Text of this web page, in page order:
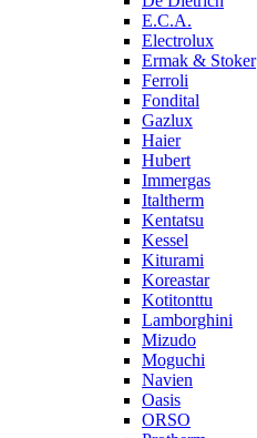
E.C.A.
Electrolux
Ermak & Stoker
Ferroli
Fondital
Gazlux
Haier
Hubert
Immergas
Italtherm
Kentatsu
Kessel
Kiturami
Koreastar
Kotitonttu
Lamborghini
Mizudo
Moguchi
Navien
Oasis
ORSO